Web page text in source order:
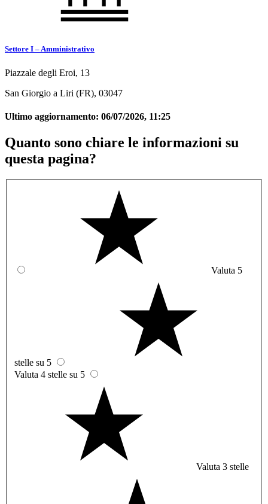
Settore I – Amministrativo
Piazzale degli Eroi, 13
San Giorgio a Liri (FR), 03047
Ultimo aggiornamento: 06/07/2026, 11:25
Quanto sono chiare le informazioni su
questa pagina?
Valuta 5
stelle su 5
Valuta 4 stelle su 5
Valuta 3 stelle